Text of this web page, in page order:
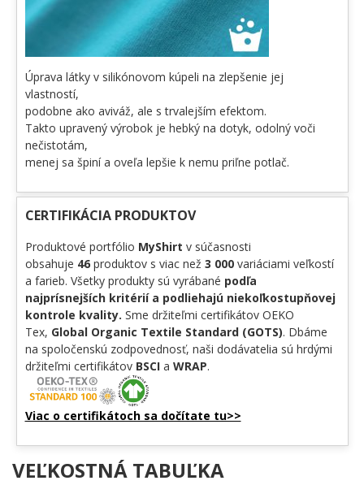
Úprava látky v silikónovom kúpeli na zlepšenie jej
vlastností,
podobne ako aviváž, ale s trvalejším efektom.
Takto upravený výrobok je hebký na dotyk, odolný voči
nečistotám,
menej sa špiní a oveľa lepšie k nemu priľne potlač.
CERTIFIKÁCIA PRODUKTOV
Produktové portfólio MyShirt v súčasnosti
obsahuje 46 produktov s viac než 3 000variáciami veľkostí
a farieb. Všetky produkty sú vyrábané podľa
najprísnejších kritérií a podliehajú niekoľkostupňovej
kontrole kvality. Sme držiteľmi certifikátov OEKO
Tex, Global Organic Textile Standard (GOTS). Dbáme
na spoločenskú zodpovednosť, naši dodávatelia sú hrdými
držiteľmi certifikátov BSCI a WRAP.
Viac o certifikátoch sa dočítate tu>>
VEĽKOSTNÁ TABUĽKA